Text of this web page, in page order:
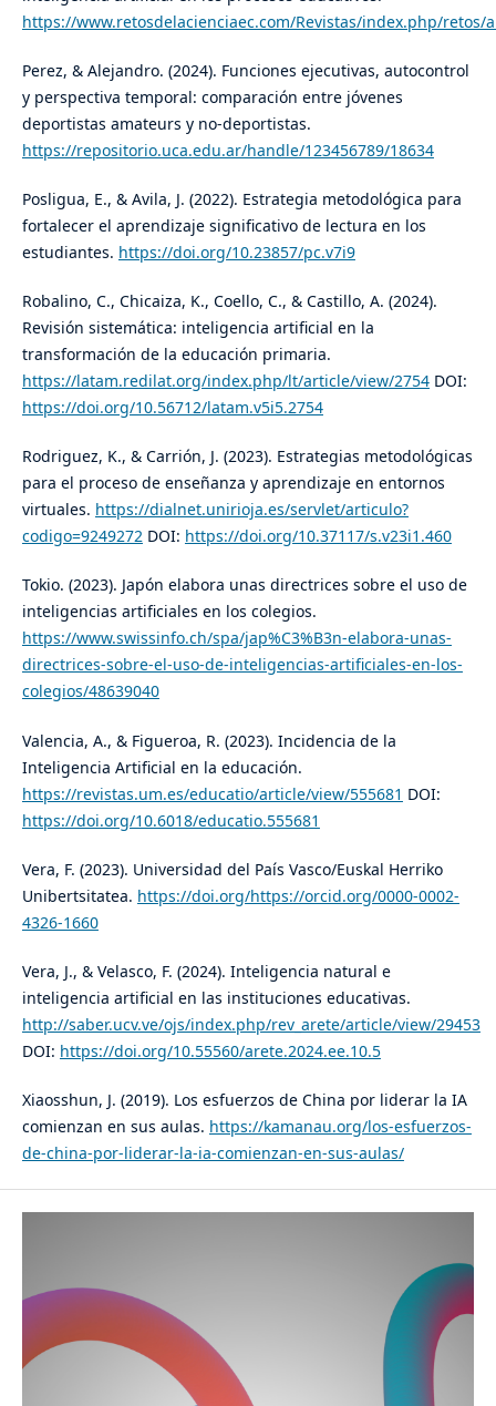
https://www.retosdelacienciaec.com/Revistas/index.php/retos/
Perez, & Alejandro. (2024). Funciones ejecutivas, autocontrol
y perspectiva temporal: comparación entre jóvenes
deportistas amateurs y no-deportistas.
https://repositorio.uca.edu.ar/handle/123456789/18634
Posligua, E., & Avila, J. (2022). Estrategia metodológica para
fortalecer el aprendizaje significativo de lectura en los
estudiantes. https://doi.org/10.23857/pc.v7i9
Robalino, C., Chicaiza, K., Coello, C., & Castillo, A. (2024).
Revisión sistemática: inteligencia artificial en la
transformación de la educación primaria.
https://latam.redilat.org/index.php/lt/article/view/2754DOI:
https://doi.org/10.56712/latam.v5i5.2754
Rodriguez, K., & Carrión, J. (2023). Estrategias metodológicas
para el proceso de enseñanza y aprendizaje en entornos
virtuales. https://dialnet.unirioja.es/servlet/articulo?
codigo=9249272DOI: https://doi.org/10.37117/s.v23i1.460
Tokio. (2023). Japón elabora unas directrices sobre el uso de
inteligencias artificiales en los colegios.
https://www.swissinfo.ch/spa/jap%C3%B3n-elabora-unas-
directrices-sobre-el-uso-de-inteligencias-artificiales-en-los-
colegios/48639040
Valencia, A., & Figueroa, R. (2023). Incidencia de la
Inteligencia Artificial en la educación.
https://revistas.um.es/educatio/article/view/555681 DOI:
https://doi.org/10.6018/educatio.555681
Vera, F. (2023). Universidad del País Vasco/Euskal Herriko
Unibertsitatea. https://doi.org/https://orcid.org/0000-0002-
4326-1660
Vera, J., & Velasco, F. (2024). Inteligencia natural e
inteligencia artificial en las instituciones educativas.
http://saber.ucv.ve/ojs/index.php/rev_arete/article/view/29453
DOI: https://doi.org/10.55560/arete.2024.ee.10.5
Xiaosshun, J. (2019). Los esfuerzos de China por liderar la IA
comienzan en sus aulas. https://kamanau.org/los-esfuerzos-
de-china-por-liderar-la-ia-comienzan-en-sus-aulas/